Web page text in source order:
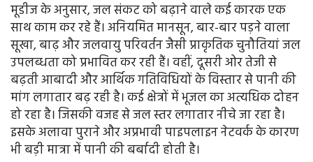
मूडीज के अनुसार, जल संकट को बढ़ाने वाले कई कारक एक
साथ काम कर रहे हैं। अनियमित मानसून, बार-बार पड़ने वाला
सूखा, बाढ़ और जलवायु परिवर्तन जैसी प्राकृतिक चुनौतियां जल
उपलब्धता को प्रभावित कर रही हैं। वहीं, दूसरी ओर तेजी से
बढ़ती आबादी और आर्थिक गतिविधियों के विस्तार से पानी की
मांग लगातार बढ़ रही है। कई क्षेत्रों में भूजल का अत्यधिक दोहन
हो रहा है। जिसकी वजह से जल स्तर लगातार नीचे जा रहा है।
इसके अलावा पुराने और अप्रभावी पाइपलाइन नेटवर्क के कारण
भी बड़ी मात्रा में पानी की बर्बादी होती है।